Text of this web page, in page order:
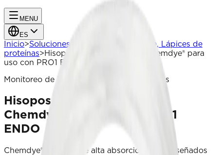
MENU
ES
Inicio>Soluciones
Monitoreo de Higiene, Lápices de
proteínas>Hisopos de alta absorción Chemdye® para
uso con PRO1 ENDO
Monitoreo de Higiene, Lápices de proteínas
Hisopos de alta absorción
Chemdye® para uso con PRO1
ENDO
Chemdye® Hisopos de alta absorción SWE diseñados